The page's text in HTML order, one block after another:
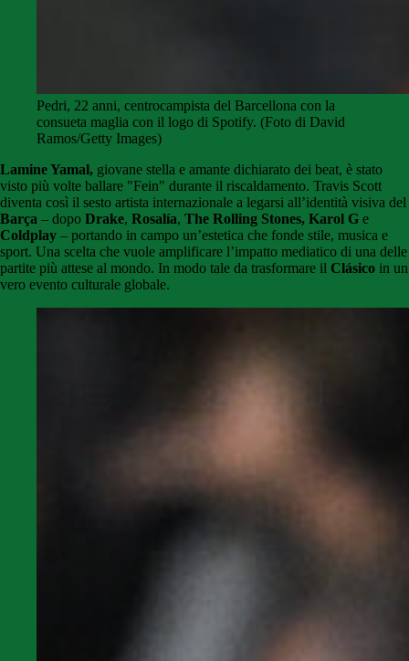
Pedri, 22 anni, centrocampista del Barcellona con la
consueta maglia con il logo di Spotify. (Foto di David
Ramos/Getty Images)
Lamine Yamal, giovane stella e amante dichiarato dei beat, è stato
visto più volte ballare "Fein" durante il riscaldamento. Travis Scott
diventa così il sesto artista internazionale a legarsi all’identità visiva del
Barça – dopo Drake, Rosalía, The Rolling Stones, Karol G e
Coldplay – portando in campo un’estetica che fonde stile, musica e
sport. Una scelta che vuole amplificare l’impatto mediatico di una delle
partite più attese al mondo. In modo tale da trasformare il Clásico in un
vero evento culturale globale.